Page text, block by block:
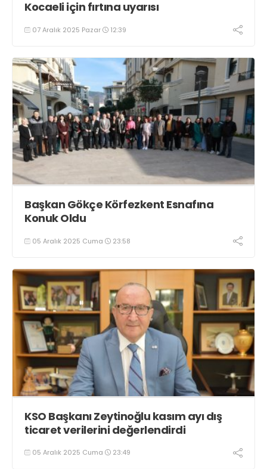
Kocaeli için fırtına uyarısı
07 Aralık 2025 Pazar 12:39
Başkan Gökçe Körfezkent Esnafına
Konuk Oldu
05 Aralık 2025 Cuma 23:58
KSO Başkanı Zeytinoğlu kasım ayı dış
ticaret verilerini değerlendirdi
05 Aralık 2025 Cuma 23:49